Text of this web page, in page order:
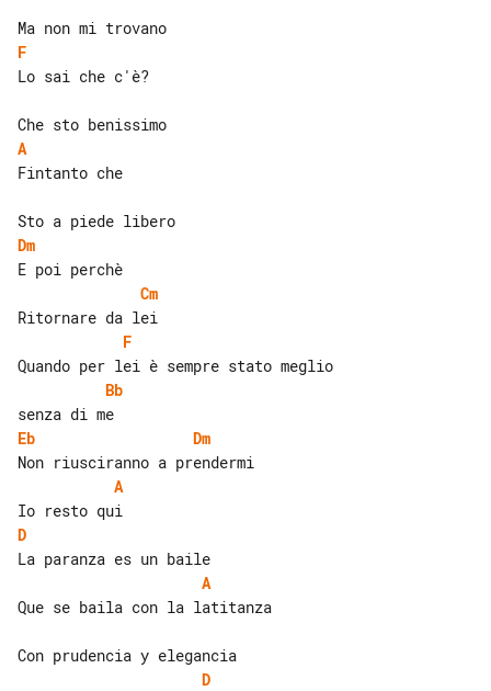
F
Lo sai che c'è?
A
Fintanto che
Dm
Cm
F
Bb
Eb
Dm
A
D
A
Que se baila con la latitanza
D